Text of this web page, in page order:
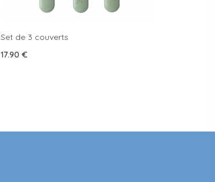
Set de 3 couverts
17.90 €